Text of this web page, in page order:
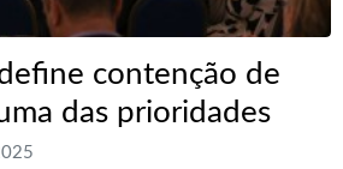
contenção de
das prioridades